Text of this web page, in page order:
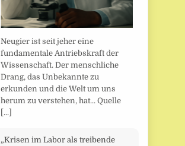
Neugier ist seit jeher eine
fundamentale Antriebskraft der
Wissenschaft. Der menschliche
Drang, das Unbekannte zu
erkunden und die Welt um uns
herum zu verstehen, hat... Quelle
[...]
„Krisen im Labor als treibende